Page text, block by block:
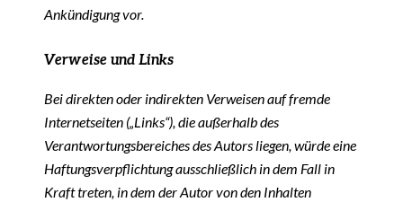
Ankündigung vor.
Verweise und Links
Bei direkten oder indirekten Verweisen auf fremde
Internetseiten („Links“), die außerhalb des
Verantwortungsbereiches des Autors liegen, würde eine
Haftungsverpflichtung ausschließlich in dem Fall in
Kraft treten, in dem der Autor von den Inhalten